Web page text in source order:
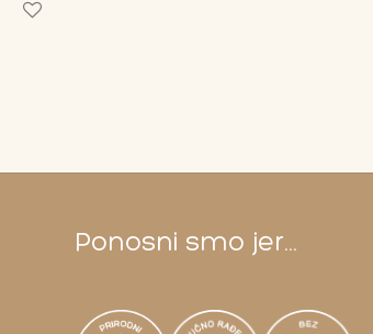
Ponosni smo jer...